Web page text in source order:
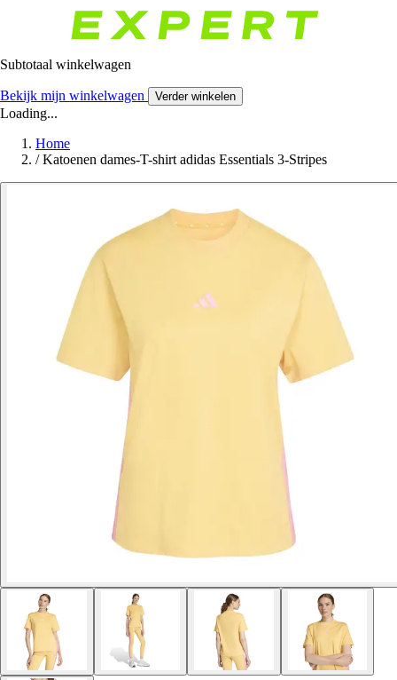
Subtotaal winkelwagen
Bekijk mijn winkelwagen Verder winkelen
Loading...
Home
/ Katoenen dames-T-shirt adidas Essentials 3-Stripes